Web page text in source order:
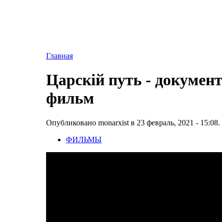
Главная
Царскiй путь -
фильм
Опубликовано monarxist в 23 февраль, 2021 - 15:08.
ФИЛЬМЫ